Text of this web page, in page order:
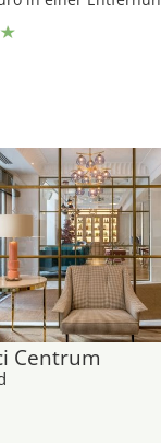
Centrum